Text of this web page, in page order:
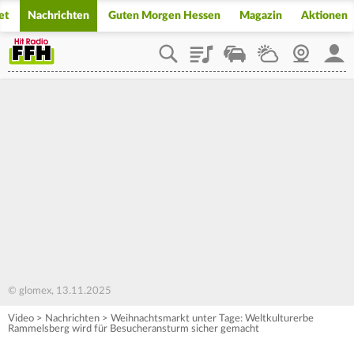
Nachrichten Guten Morgen Hessen Magazin Aktionen
PlaylistStaupilotWetterWebcam
© glomex, 13.11.2025
Video > Nachrichten > Weihnachtsmarkt unter Tage: Weltkulturerbe
Rammelsberg wird für Besucheransturm sicher gemacht